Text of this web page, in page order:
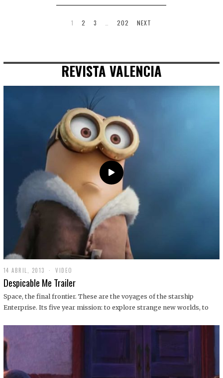
1 2 3 202 NEXT
REVISTA VALENCIA
14 ABRIL, 2013
9
D
C
I
1
VIDEO
Despicable Me Trailer
Space, the final frontier. These are the voyages of the starship
Enterprise. Its five year mission: to explore strange new worlds, to